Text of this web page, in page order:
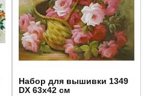
Набор для вышивки 1349
DX 63х42 см